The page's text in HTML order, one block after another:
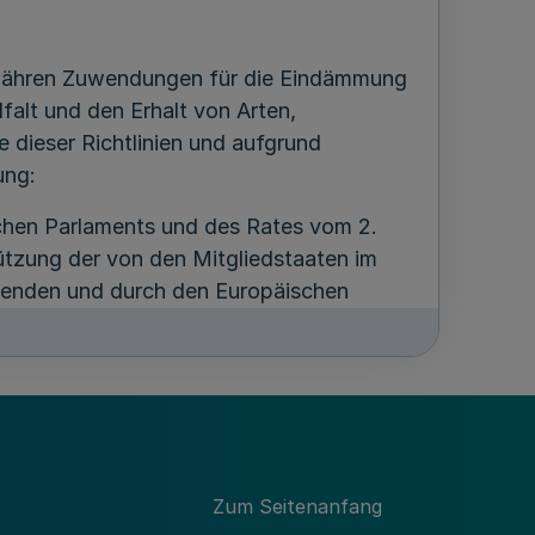
Zuwendungen für die Eindämmung
und den Erhalt von Arten,
dieser Richtlinien und aufgrund
Parlaments und des Rates vom 2.
der von den Mitgliedstaaten im
und durch den Europäischen
Raums (ELER) zu
Parlaments und des Rates vom 2.
Zum Seitenanfang